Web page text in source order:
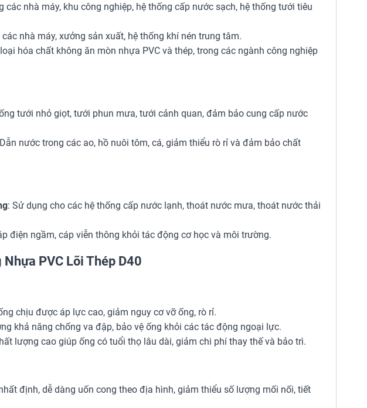
các nhà máy, khu công nghiệp, hệ thống cấp nước sạch, hệ thống tưới tiêu
nhà máy, xưởng sản xuất, hệ thống khí nén trung tâm.
hóa chất không ăn mòn nhựa PVC và thép, trong các ngành công nghiệp
tưới nhỏ giọt, tưới phun mưa, tưới cảnh quan, đảm bảo cung cấp nước
nước trong các ao, hồ nuôi tôm, cá, giảm thiểu rò rỉ và đảm bảo chất
: Sử dụng cho các hệ thống cấp nước lạnh, thoát nước mưa, thoát nước thải
điện ngầm, cáp viễn thông khỏi tác động cơ học và môi trường.
PVC Lõi Thép D40
chịu được áp lực cao, giảm nguy cơ vỡ ống, rò rỉ.
khả năng chống va đập, bảo vệ ống khỏi các tác động ngoại lực.
lượng cao giúp ống có tuổi thọ lâu dài, giảm chi phí thay thế và bảo trì.
định, dễ dàng uốn cong theo địa hình, giảm thiểu số lượng mối nối, tiết